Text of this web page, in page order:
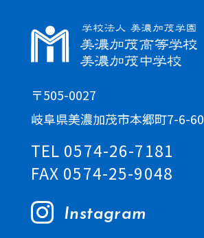
〒505-0027
岐阜県美濃加茂市本郷町7-6-60
TEL 0574-26-7181
FAX 0574-25-9048
Instagram